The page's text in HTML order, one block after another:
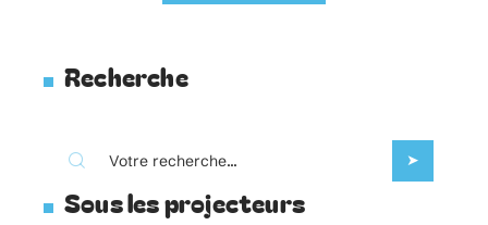
Recherche
Sous les projecteurs